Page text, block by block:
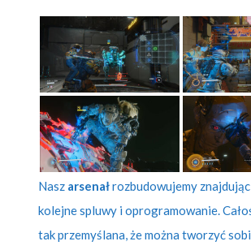
Nasz arsenałrozbudowujemy
kolejne spluwy i oprogramowanie.
tak przemyślana, że można tworzyć